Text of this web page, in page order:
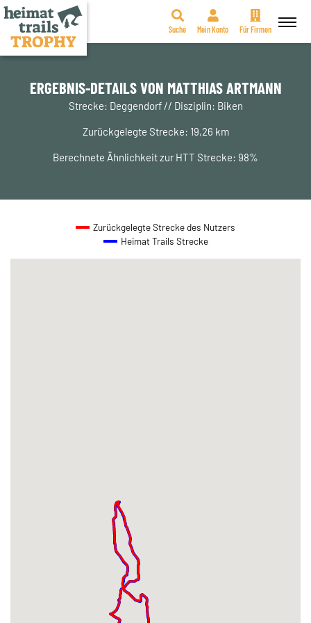
Zum
springen
Suche Mein Konto Für Firmen
ERGEBNIS-DETAILS VON MATTHIAS ARTMANN
Strecke: Deggendorf // Disziplin: Biken
Zurückgelegte Strecke: 19,26 km
Berechnete Ähnlichkeit zur HTT Strecke: 98%
Zurückgelegte Strecke des Nutzers
Heimat Trails Strecke